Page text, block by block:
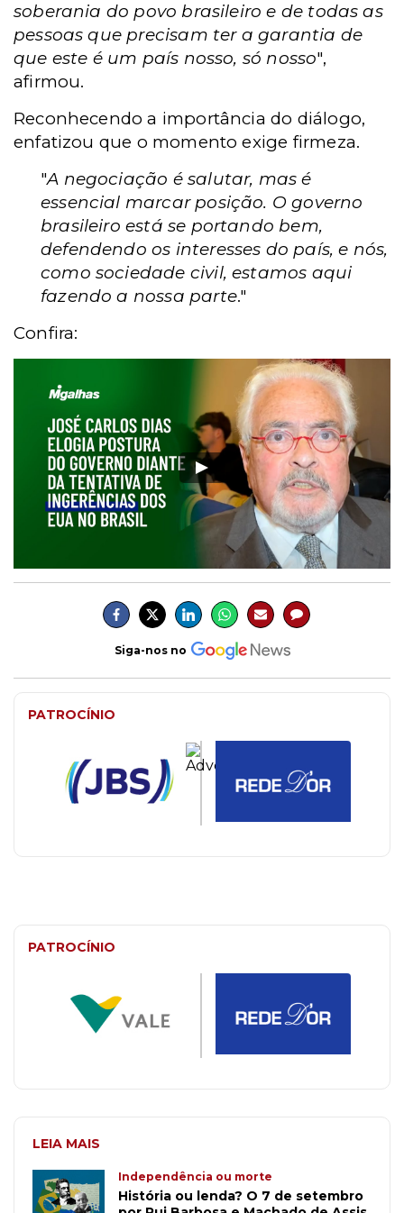
soberania do povo brasileiro e de todas as
pessoas que precisam ter a garantia de
que este é um país nosso, só nosso",
afirmou.
Reconhecendo a importância do diálogo,
enfatizou que o momento exige firmeza.
"A negociação é salutar, mas é
essencial marcar posição. O governo
brasileiro está se portando bem,
defendendo os interesses do país, e nós,
como sociedade civil, estamos aqui
fazendo a nossa parte."
Confira:
Siga-nos no
PATROCÍNIO
PATROCÍNIO
LEIA MAIS
Independência ou morte
História ou lenda? O 7 de setembro